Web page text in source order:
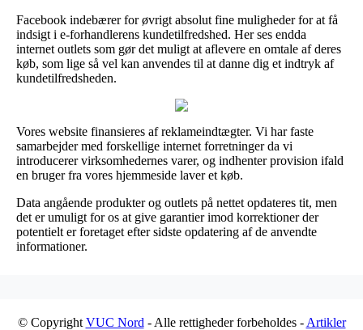
Facebook indebærer for øvrigt absolut fine muligheder for at få
indsigt i e-forhandlerens kundetilfredshed. Her ses endda
internet outlets som gør det muligt at aflevere en omtale af deres
køb, som lige så vel kan anvendes til at danne dig et indtryk af
kundetilfredsheden.
Vores website finansieres af reklameindtægter. Vi har faste
samarbejder med forskellige internet forretninger da vi
introducerer virksomhedernes varer, og indhenter provision ifald
en bruger fra vores hjemmeside laver et køb.
Data angående produkter og outlets på nettet opdateres tit, men
det er umuligt for os at give garantier imod korrektioner der
potentielt er foretaget efter sidste opdatering af de anvendte
informationer.
© Copyright VUC Nord - Alle rettigheder forbeholdes - Artikler